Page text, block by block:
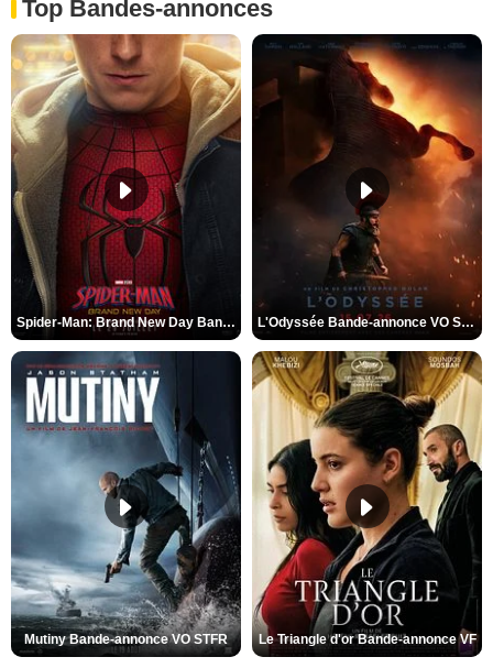
Top Bandes-annonces
Spider-Man: Brand New Day Bande-annonce VO STFR L'Odyssée Bande-annonce VO STFR
Mutiny Bande-annonce VO STFR Le Triangle d'or Bande-annonce VF